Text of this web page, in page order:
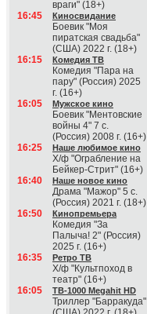
враги" (18+)
16:45
Киносвидание
Боевик "Моя
пиратская свадьба"
(США) 2022 г. (18+)
16:15
Комедия ТВ
Комедия "Пара на
пару" (Россия) 2025
г. (16+)
16:05
Мужское кино
Боевик "Ментовские
войны 4" 7 с.
(Россия) 2008 г. (16+)
16:25
Наше любимое кино
Х/ф "Ограбление на
Бейкер-Стрит" (16+)
16:40
Наше новое кино
Драма "Мажор" 5 с.
(Россия) 2021 г. (18+)
16:50
Кинопремьера
Комедия "За
Палыча! 2" (Россия)
2025 г. (16+)
16:35
Ретро ТВ
Х/ф "Культпоход в
театр" (16+)
16:05
ТВ-1000 Megahit HD
Триллер "Барракуда"